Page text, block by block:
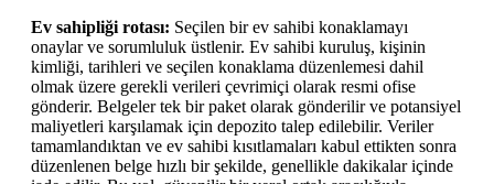
Ev sahipliği rotası: Seçilen bir ev sahibi konaklamayı
onaylar ve sorumluluk üstlenir. Ev sahibi kuruluş, kişinin
kimliği, tarihleri ve seçilen konaklama düzenlemesi dahil
olmak üzere gerekli verileri çevrimiçi olarak resmi ofise
gönderir. Belgeler tek bir paket olarak gönderilir ve potansiyel
maliyetleri karşılamak için depozito talep edilebilir. Veriler
tamamlandıktan ve ev sahibi kısıtlamaları kabul ettikten sonra
düzenlenen belge hızlı bir şekilde, genellikle dakikalar içinde